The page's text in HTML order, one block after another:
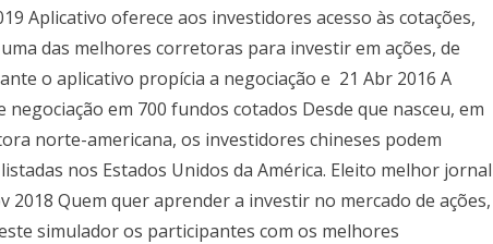
Aplicativo oferece aos investidores acesso às cotações,
das melhores corretoras para investir em ações, de
o aplicativo propícia a negociação e 21 Abr 2016 A
negociação em 700 fundos cotados Desde que nasceu, em
norte-americana, os investidores chineses podem
nos Estados Unidos da América. Eleito melhor jornal
2018 Quem quer aprender a investir no mercado de ações,
simulador os participantes com os melhores